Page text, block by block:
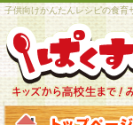
子供向けかんたんレシピの食育